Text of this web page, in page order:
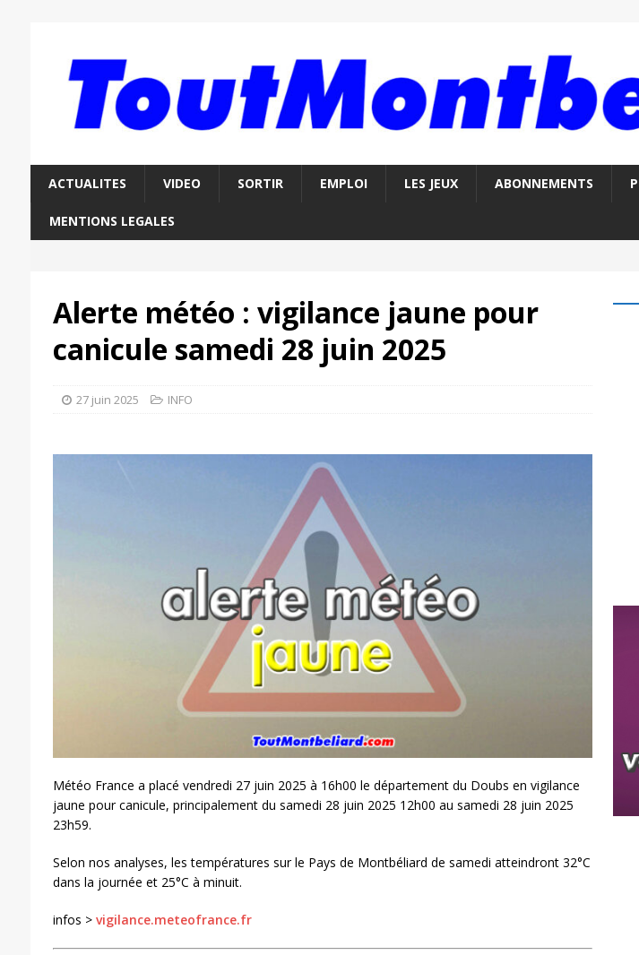
ACTUALITES VIDEO SORTIR EMPLOI LES JEUX ABONNEMENTS
MENTIONS LEGALES
Alerte météo : vigilance jaune pour
canicule samedi 28 juin 2025
27 juin 2025 INFO
Météo France a placé vendredi 27 juin 2025 à 16h00 le département du Doubs en vigilance
jaune pour canicule, principalement du samedi 28 juin 2025 12h00 au samedi 28 juin 2025
23h59.
Selon nos analyses, les températures sur le Pays de Montbéliard de samedi atteindront 32°C
dans la journée et 25°C à minuit.
infos > vigilance.meteofrance.fr